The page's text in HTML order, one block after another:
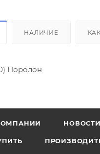
НАЛИЧИЕ
Поролон
НОВОСТИ